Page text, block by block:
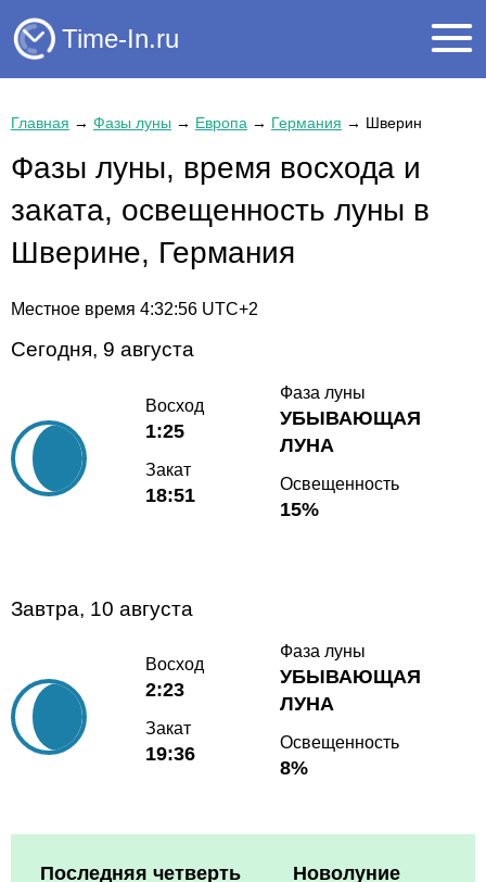
Time-In.ru
Главная → Фазы луны → Европа → Германия → Шверин
Фазы луны, время восхода и
заката, освещенность луны в
Шверине, Германия
Местное время 4:32:56 UTC+2
Сегодня, 9 августа
Восход
1:25
Закат
18:51
Фаза луны
УБЫВАЮЩАЯ
ЛУНА
Освещенность
15%
Завтра, 10 августа
Восход
2:23
Закат
19:36
Фаза луны
УБЫВАЮЩАЯ
ЛУНА
Освещенность
8%
Последняя четверть Новолуние